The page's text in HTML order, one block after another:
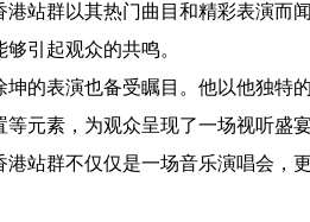
港站群以其热门曲目和精彩表演而
引起观众的共鸣。
坤的表演也备受瞩目。他以他独特
等元素，为观众呈现了一场视听盛
港站群不仅仅是一场音乐演唱会，